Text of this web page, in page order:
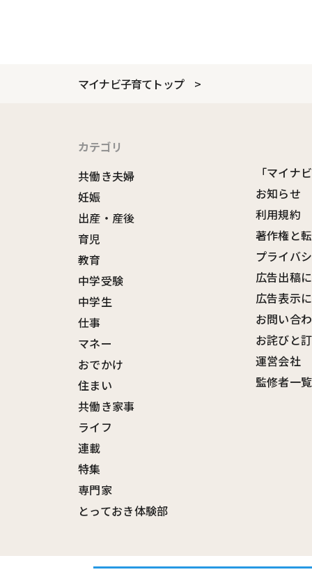
マイナビ子育てトップ
カテゴリ
共働き夫婦
妊娠
出産・産後
育児
教育
中学受験
中学生
仕事
マネー
おでかけ
住まい
共働き家事
ライフ
連載
特集
専門家
とっておき体験部
「マイナ
お知らせ
利用規約
著作権と
プライバ
広告出稿
広告表示
お問い合
お詫びと
運営会社
監修者一覧